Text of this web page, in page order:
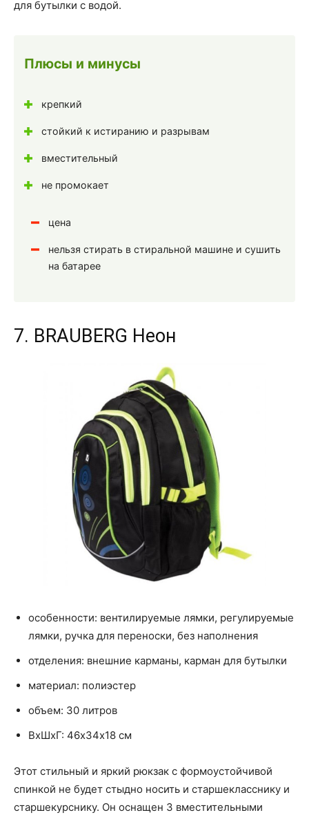
для бутылки с водой.
Плюсы и минусы
крепкий
стойкий к истиранию и разрывам
вместительный
не промокает
цена
нельзя стирать в стиральной машине и сушить
на батарее
7. BRAUBERG Неон
особенности: вентилируемые лямки, регулируемые
лямки, ручка для переноски, без наполнения
отделения: внешние карманы, карман для бутылки
материал: полиэстер
объем: 30 литров
ВхШхГ: 46х34х18 см
Этот стильный и яркий рюкзак с формоустойчивой
спинкой не будет стыдно носить и старшекласснику и
старшекурснику. Он оснащен 3 вместительными